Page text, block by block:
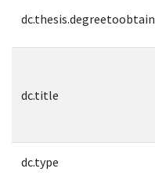
dc.thesis.degreetoobtain
dc.title
dc.type